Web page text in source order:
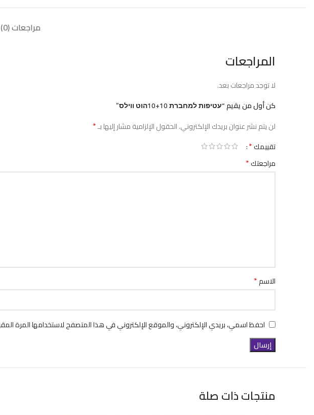
مراجعات (0)
المراجعات
لا توجد مراجعات بعد.
كن أول من يقيم “עטיפות למחברת 10+10הוט ווילס”
لن يتم نشر عنوان بريدك الإلكتروني.الحقول الإلزامية مشار إليها بـ*
تقييمك*
مراجعتك*
الاسم*
احفظ اسمي، بريدي الإلكتروني، والموقع الإلكتروني في هذا المتصفح لاستخدامها المرة
منتجات ذات صلة